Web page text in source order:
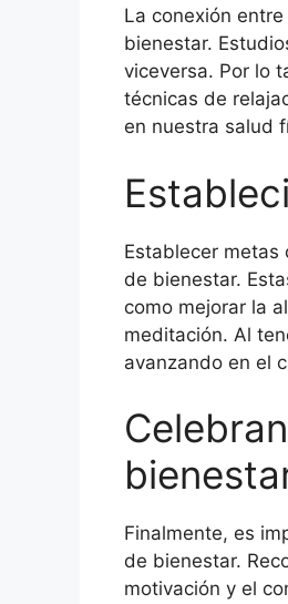
La conexión
bienestar.
viceversa. Por lo
técnicas de
en nuestra salud
Establecer metas
de bienestar.
como mejorar la
meditación. Al
avanzando en el
Finalmente, es
de bienestar.
motivación y el